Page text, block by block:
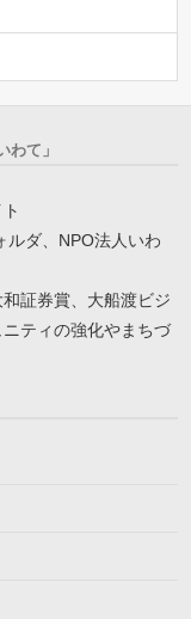
て」
ルダ、NPO法人いわ
証券賞、大船渡ビジ
ティの強化やまちづ